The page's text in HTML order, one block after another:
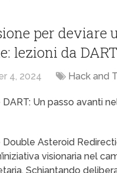
per deviare
lezioni da
4, 2024 Hack and
DART: Un passo avanti
Double Asteroid
visionaria nel
Schiantando